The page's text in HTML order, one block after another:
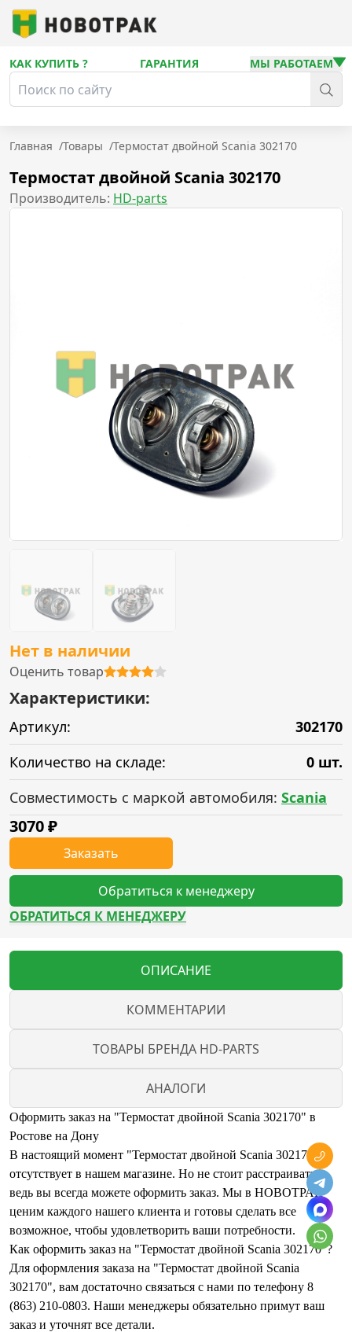
КАК КУПИТЬ ? ГАРАНТИЯ МЫ РАБОТАЕМ
Главная /Товары /Термостат двойной Scania 302170
Термостат двойной Scania 302170
Производитель: HD-parts
Нет в наличии
Оценить товар
Характеристики:
Артикул:
302170
Количество на складе:
0 шт.
Совместимость с маркой автомобиля: Scania
3070₽
Заказать
Обратиться к менеджеру
ОБРАТИТЬСЯ К МЕНЕДЖЕРУ
ОПИСАНИЕ
КОММЕНТАРИИ
ТОВАРЫ БРЕНДА HD-PARTS
АНАЛОГИ
Оформить заказ на "Термостат двойной Scania 302170" в
Ростове на Дону
В настоящий момент "Термостат двойной Scania 302170"
отсутствует в нашем магазине. Но не стоит расстраиваться,
ведь вы всегда можете оформить заказ. Мы в НОВОТРАК
ценим каждого нашего клиента и готовы сделать все
возможное, чтобы удовлетворить ваши потребности.
Как оформить заказ на "Термостат двойной Scania 302170"?
Для оформления заказа на "Термостат двойной Scania
302170", вам достаточно связаться с нами по телефону 8
(863) 210-0803. Наши менеджеры обязательно примут ваш
заказ и уточнят все детали.